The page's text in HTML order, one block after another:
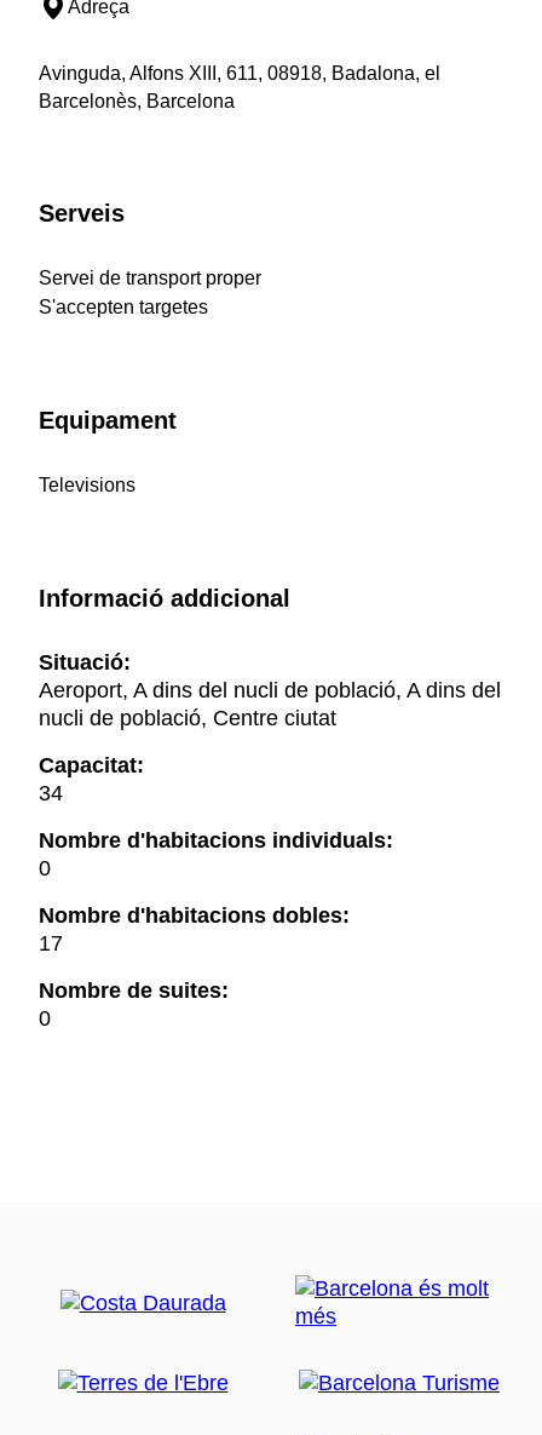
Adreça
Avinguda, Alfons XIII, 611, 08918, Badalona, el
Barcelonès, Barcelona
Serveis
Servei de transport proper
S'accepten targetes
Equipament
Televisions
Informació addicional
Situació:
Aeroport, A dins del nucli de població, A dins del
nucli de població, Centre ciutat
Capacitat:
34
Nombre d'habitacions individuals:
0
Nombre d'habitacions dobles:
17
Nombre de suites:
0